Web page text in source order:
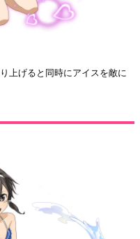
上げると同時にアイスを敵に